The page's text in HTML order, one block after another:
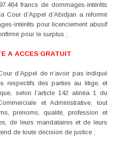
francs de dommages-intérêts
Cour d’Appel d’Abidjan a reformé
intérêts pour licenciement abusif
pour le surplus ;
A ACCES GRATUIT
d’Appel de n’avoir pas indiqué
respectifs des parties au litige, et
selon l’article 142 alinéa 1 du
et Administrative, tout
prénoms, qualité, profession et
de leurs mandataires et de leurs
de toute décision de justice ;